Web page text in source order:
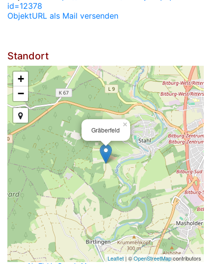
id=12378
ObjektURL als Mail versenden
Standort
Gräberfeld
×
+
−
Leaflet| ©OpenStreetMapcontributors